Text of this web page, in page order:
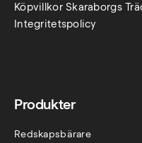
Köpvillkor Skaraborgs
Integritetspolicy
Produkter
Redskapsbärare